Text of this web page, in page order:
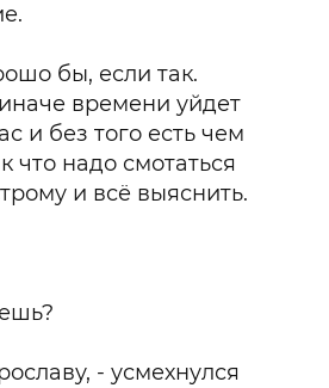
бы, если так.
времени уйдет
и без того есть чем
что надо смотаться
и всё выяснить.
- усмехнулся